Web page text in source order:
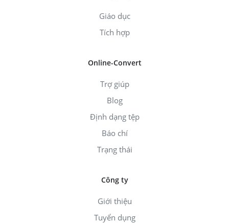
Giáo dục
Tích hợp
Online-Convert
Trợ giúp
Blog
Định dạng tệp
Báo chí
Trạng thái
Công ty
Giới thiệu
Tuyển dụng